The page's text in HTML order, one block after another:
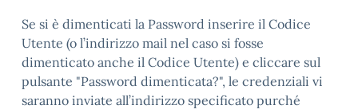
Se si è dimenticati la Password inserire il Codice
Utente (o l’indirizzo mail nel caso si fosse
dimenticato anche il Codice Utente) e cliccare sul
pulsante "Password dimenticata?", le credenziali vi
saranno inviate all’indirizzo specificato purché